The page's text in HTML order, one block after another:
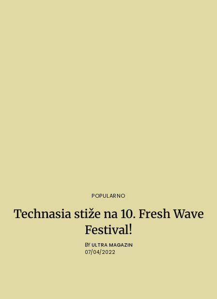
POPULARNO
Technasia stiže na 10. Fresh Wave
Festival!
BY ULTRA MAGAZIN
07/04/2022